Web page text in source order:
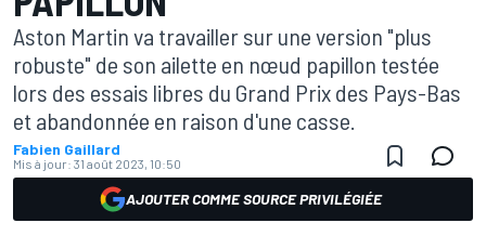
Aston Martin va travailler sur une version "plus
robuste" de son ailette en nœud papillon testée
lors des essais libres du Grand Prix des Pays-Bas
et abandonnée en raison d'une casse.
Fabien Gaillard
Mis à jour: 31 août 2023, 10:50
AJOUTER COMME SOURCE PRIVILÉGIÉE